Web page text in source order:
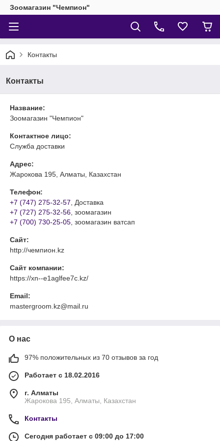
Зоомагазин "Чемпион"
Контакты
Контакты
Название:
Зоомагазин "Чемпион"
Контактное лицо:
Служба доставки
Адрес:
Жарокова 195, Алматы, Казахстан
Телефон:
+7 (747) 275-32-57 , Доставка
+7 (727) 275-32-56 , зоомагазин
+7 (700) 730-25-05 , зоомагазин ватсап
Сайт:
http://чемпион.kz
Сайт компании:
https://xn--e1aglfee7c.kz/
Email:
mastergroom.kz@mail.ru
О нас
97% положительных из 70 отзывов за год
Работает с 18.02.2016
г. Алматы
Жарокова 195, Алматы, Казахстан
Контакты
Сегодня работает с 09:00 до 17:00